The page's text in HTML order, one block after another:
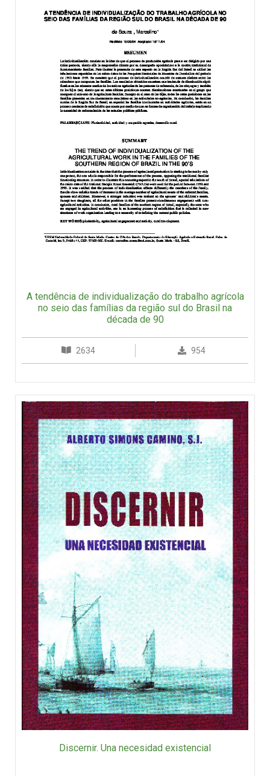
A tendência de individualização do trabalho agrícola
no seio das famílias da região sul do Brasil na
década de 90
2634 954
Discernir. Una necesidad existencial